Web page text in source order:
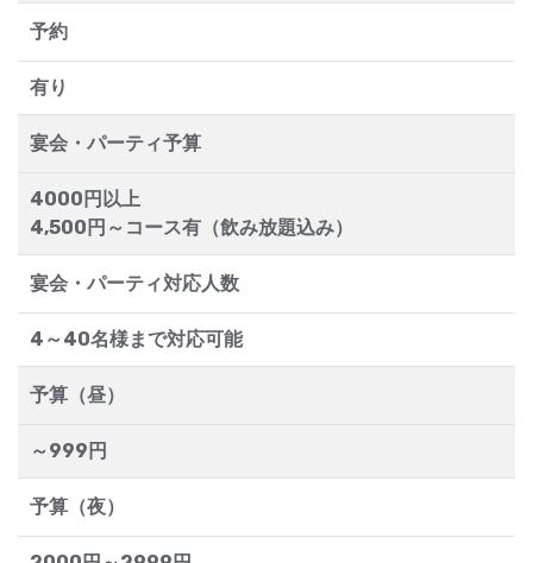
予約
有り
宴会・パーティ予算
4000円以上
4,500円～コース有（飲み放題込み）
宴会・パーティ対応人数
4～40名様まで対応可能
予算（昼）
～999円
予算（夜）